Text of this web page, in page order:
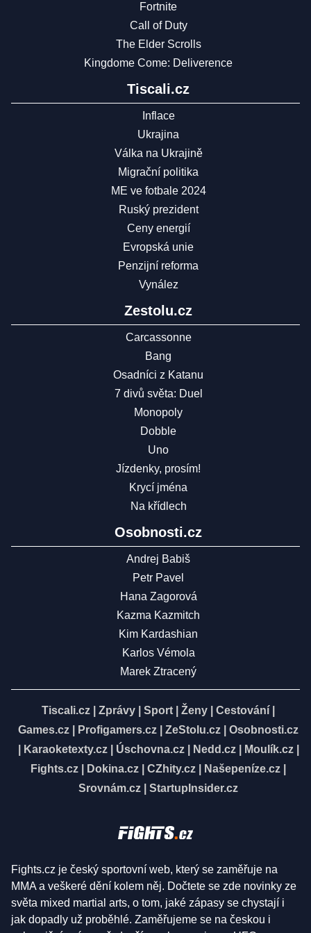
Fortnite
Call of Duty
The Elder Scrolls
Kingdome Come: Deliverence
Tiscali.cz
Inflace
Ukrajina
Válka na Ukrajině
Migrační politika
ME ve fotbale 2024
Ruský prezident
Ceny energií
Evropská unie
Penzijní reforma
Vynález
Zestolu.cz
Carcassonne
Bang
Osadníci z Katanu
7 divů světa: Duel
Monopoly
Dobble
Uno
Jízdenky, prosím!
Krycí jména
Na křídlech
Osobnosti.cz
Andrej Babiš
Petr Pavel
Hana Zagorová
Kazma Kazmitch
Kim Kardashian
Karlos Vémola
Marek Ztracený
Tiscali.cz Zprávy Sport Ženy Cestování
Games.cz
Profigamers.cz ZeStolu.cz
Osobnosti.cz
Karaoketexty.cz| Úschovna.cz| Nedd.cz| Moulík.cz|
Fights.cz
Dokina.cz CZhity.cz Našepeníze.cz
Srovnám.cz
StartupInsider.cz
Fights.cz je český sportovní web, který se zaměřuje na
MMA a veškeré dění kolem něj. Dočtete se zde novinky ze
světa mixed martial arts, o tom, jaké zápasy se chystají i
jak dopadly už proběhlé. Zaměřujeme se na českou i